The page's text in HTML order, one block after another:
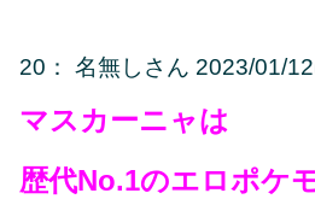
20 ： 名無しさん 2023/01/
マスカーニャは
歴代No.1のエロポケ